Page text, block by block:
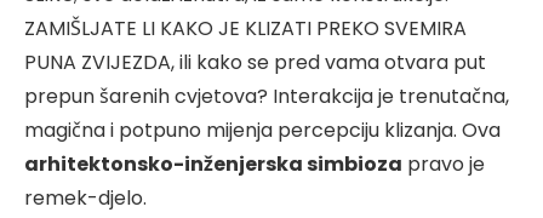
ZAMIŠLJATE LI KAKO JE KLIZATI PREKO SVEMIRA
PUNA ZVIJEZDA, ili kako se pred vama otvara put
prepun šarenih cvjetova? Interakcija je trenutačna,
magična i potpuno mijenja percepciju klizanja. Ova
arhitektonsko-inženjerska simbioza pravo je
remek-djelo.